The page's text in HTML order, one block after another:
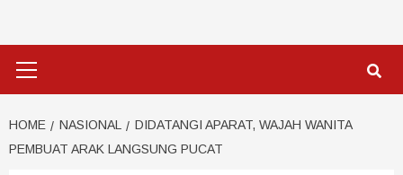
HOME NASIONAL
DIDATANGI APARAT, WAJAH WANITA
PEMBUAT ARAK LANGSUNG PUCAT